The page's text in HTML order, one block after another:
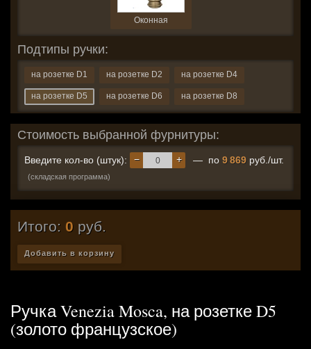
Оконная
Подтипы ручки:
на розетке D1 на розетке D2 на розетке D4
на розетке D5 на розетке D6 на розетке D8
Стоимость выбранной фурнитуры:
Введите кол-во (штук): +
− — по 9 869 руб./шт.
(складская программа)
Итого: 0 руб.
Добавить в корзину
Ручка Venezia Mosca, на розетке D5
(золото французское)